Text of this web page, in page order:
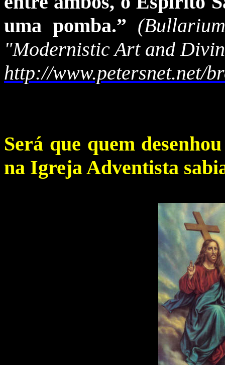
uma pomba.”
"Modernistic Art and
http://www.petersnet.net/
Será que quem
na Igreja Adventista